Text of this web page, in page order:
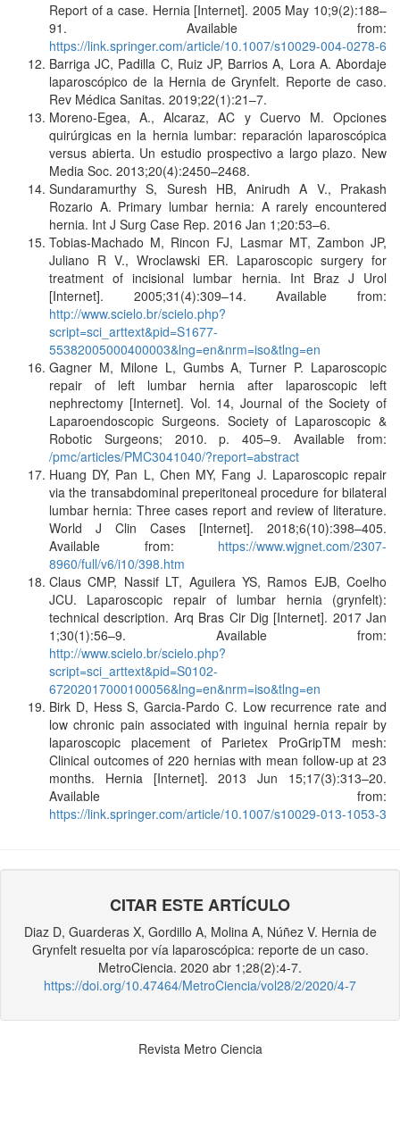
Report of a case. Hernia [Internet]. 2005 May 10;9(2):188–
91. Available from:
https://link.springer.com/article/10.1007/s10029-004-0278-6
Barriga JC, Padilla C, Ruiz JP, Barrios A, Lora A. Abordaje
laparoscópico de la Hernia de Grynfelt. Reporte de caso.
Rev Médica Sanitas. 2019;22(1):21–7.
Moreno-Egea, A., Alcaraz, AC y Cuervo M. Opciones
quirúrgicas en la hernia lumbar: reparación laparoscópica
versus abierta. Un estudio prospectivo a largo plazo. New
Media Soc. 2013;20(4):2450–2468.
Sundaramurthy S, Suresh HB, Anirudh A V., Prakash
Rozario A. Primary lumbar hernia: A rarely encountered
hernia. Int J Surg Case Rep. 2016 Jan 1;20:53–6.
Tobias-Machado M, Rincon FJ, Lasmar MT, Zambon JP,
Juliano R V., Wroclawski ER. Laparoscopic surgery for
treatment of incisional lumbar hernia. Int Braz J Urol
[Internet]. 2005;31(4):309–14. Available from:
http://www.scielo.br/scielo.php?
script=sci_arttext&pid=S1677-
55382005000400003&lng=en&nrm=iso&tlng=en
Gagner M, Milone L, Gumbs A, Turner P. Laparoscopic
repair of left lumbar hernia after laparoscopic left
nephrectomy [Internet]. Vol. 14, Journal of the Society of
Laparoendoscopic Surgeons. Society of Laparoscopic &
Robotic Surgeons; 2010. p. 405–9. Available from:
/pmc/articles/PMC3041040/?report=abstract
Huang DY, Pan L, Chen MY, Fang J. Laparoscopic repair
via the transabdominal preperitoneal procedure for bilateral
lumbar hernia: Three cases report and review of literature.
World J Clin Cases [Internet]. 2018;6(10):398–405.
Available from: https://www.wjgnet.com/2307-
8960/full/v6/i10/398.htm
Claus CMP, Nassif LT, Aguilera YS, Ramos EJB, Coelho
JCU. Laparoscopic repair of lumbar hernia (grynfelt):
technical description. Arq Bras Cir Dig [Internet]. 2017 Jan
1;30(1):56–9. Available from:
http://www.scielo.br/scielo.php?
script=sci_arttext&pid=S0102-
67202017000100056&lng=en&nrm=iso&tlng=en
Birk D, Hess S, Garcia-Pardo C. Low recurrence rate and
low chronic pain associated with inguinal hernia repair by
laparoscopic placement of Parietex ProGripTM mesh:
Clinical outcomes of 220 hernias with mean follow-up at 23
months. Hernia [Internet]. 2013 Jun 15;17(3):313–20.
Available from:
https://link.springer.com/article/10.1007/s10029-013-1053-3
CITAR ESTE ARTÍCULO
Diaz D, Guarderas X, Gordillo A, Molina A, Núñez V. Hernia de
Grynfelt resuelta por vía laparoscópica: reporte de un caso.
MetroCiencia. 2020 abr 1;28(2):4-7.
https://doi.org/10.47464/MetroCiencia/vol28/2/2020/4-7
Revista Metro Ciencia